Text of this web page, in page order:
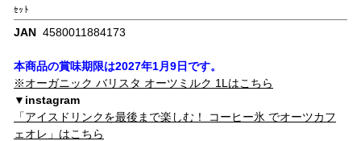
ｾｯﾄ
JAN 4580011884173
本商品の賞味期限は2027年1月9日です。
※オーガニック バリスタ オーツミルク 1Lはこちら
▼instagram
「アイスドリンクを最後まで楽しむ！ コーヒー氷 でオーツカフ
ェオレ」はこちら